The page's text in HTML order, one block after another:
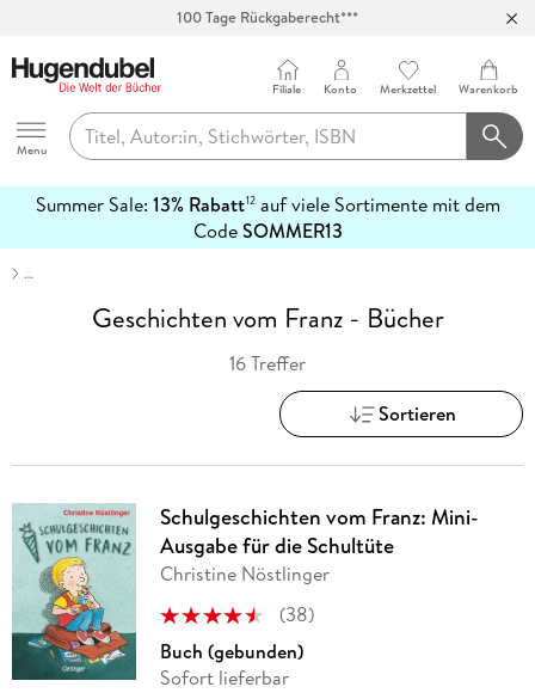
100 Tage Rückgaberecht***
Hugendubel
Menu
Filiale Konto Merkzettel Warenkorb
Summer Sale: 13% Rabatt12auf viele Sortimente mit dem
CodeSOMMER13
erfahren
…
Geschichten vom Franz - Bücher
16 Treffer
Sortieren
Schulgeschichten vom Franz: Mini-
Ausgabe für die Schultüte
Christine Nöstlinger
(38)
Buch (gebunden)
Sofort lieferbar